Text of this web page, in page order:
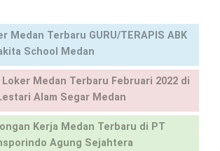
Medan Terbaru GURU/TERAPIS ABK
School Medan
Loker Medan Terbaru Februari 2022 di
Alam Segar Medan
Kerja Medan Terbaru di PT
Agung Sejahtera